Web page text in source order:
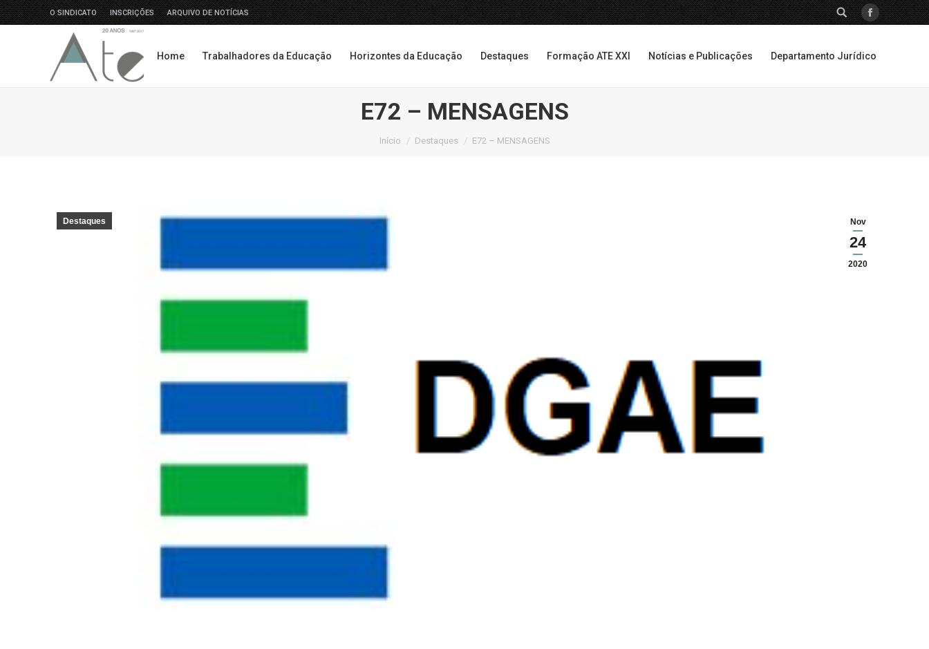
O SINDICATO INSCRIÇÕES ARQUIVO DE NOTÍCIAS SEARCH: Facebook
Home Trabalhadores da Educação Horizontes da Educação Destaques Formação ATE XXI Notícias e Publicações Departamento Jurídico
E72 – MENSAGENS
Você está aqui:
Início Destaques E72 – MENSAGENS
Nov
24
2020
Destaques
Home Trabalhadores da Educação Horizontes da Educação Destaques Formação ATE XXI Notícias e Publicações Departamento Jurídico